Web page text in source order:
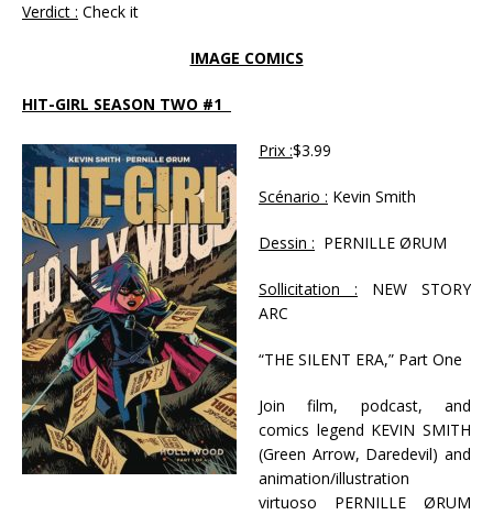
Verdict : Check it
IMAGE COMICS
HIT-GIRL SEASON TWO #1
Prix :$3.99
Scénario : Kevin Smith
Dessin : PERNILLE ØRUM
Sollicitation : NEW STORY
ARC
“THE SILENT ERA,” Part One
Join film, podcast, and
comics legend KEVIN SMITH
(Green Arrow, Daredevil) and
animation/illustration
virtuoso PERNILLE ØRUM